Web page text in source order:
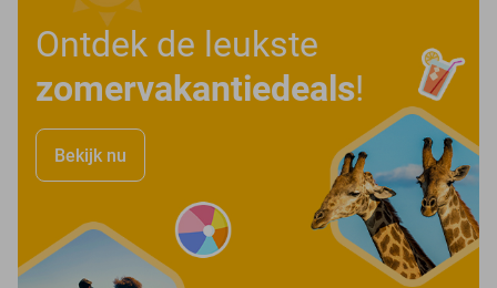
Ontdek de leukste
zomervakantiedeals!
Bekijk nu